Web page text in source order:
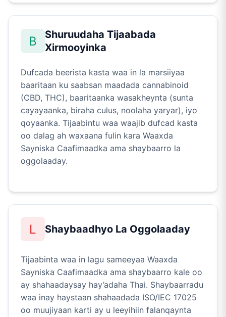
B
Shuruudaha Tijaabada
Xirmooyinka
Dufcada beerista kasta waa in la marsiiyaa
baaritaan ku saabsan maadada cannabinoid
(CBD, THC), baaritaanka wasakheynta (sunta
cayayaanka, biraha culus, noolaha yaryar), iyo
qoyaanka. Tijaabintu waa waajib dufcad kasta
oo dalag ah waxaana fulin kara Waaxda
Sayniska Caafimaadka ama shaybaarro la
oggolaaday.
L Shaybaadhyo La Oggolaaday
Tijaabinta waa in lagu sameeyaa Waaxda
Sayniska Caafimaadka ama shaybaarro kale oo
ay shahaadaysay hay’adaha Thai. Shaybaarradu
waa inay haystaan shahaadada ISO/IEC 17025
oo muujiyaan karti ay u leeyihiin falanqaynta